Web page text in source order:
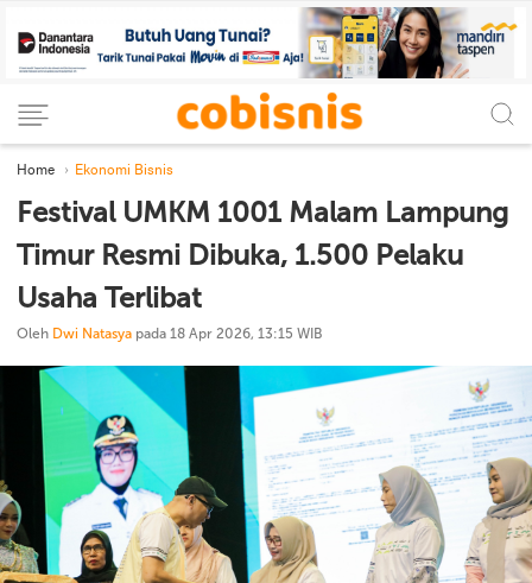
Home Ekonomi Bisnis
Festival UMKM 1001 Malam Lampung
Timur Resmi Dibuka, 1.500 Pelaku
Usaha Terlibat
Oleh Dwi Natasya pada 18 Apr 2026, 13:15 WIB